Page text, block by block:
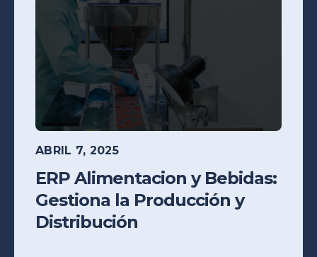
ABRIL 7, 2025
ERP Alimentacion y Bebidas:
Gestiona la Producción y
Distribución